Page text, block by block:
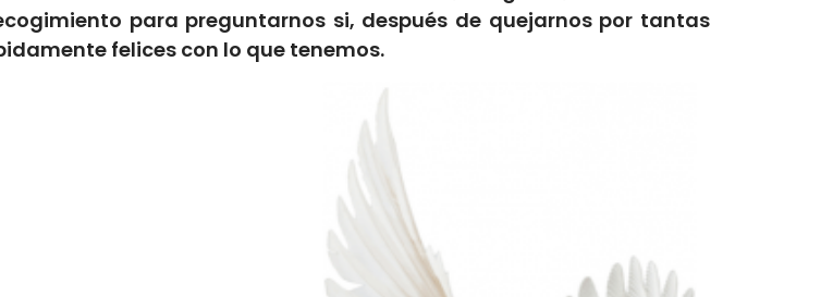
para preguntarnos si, después de quejarnos por tantas
felices con lo que tenemos.